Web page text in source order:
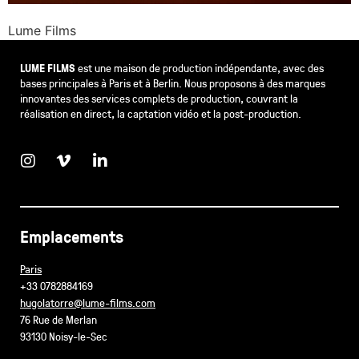
Lume Films
LUME FILMSest une maison de production indépendante, avec des
bases principales à Paris et à Berlin. Nous proposons à des marques
innovantes des services complets de production, couvrant la
réalisation en direct, la captation vidéo et la post-production.
Emplacements
Paris
+33 0782884169
hugolatorre@lume-films.com
76 Rue de Merlan
93130 Noisy-le-Sec